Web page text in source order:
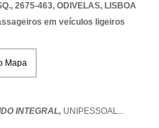
2675-463, ODIVELAS, LISBOA
em veículos ligeiros
Mapa
INTEGRAL, UNIPESSOAL...